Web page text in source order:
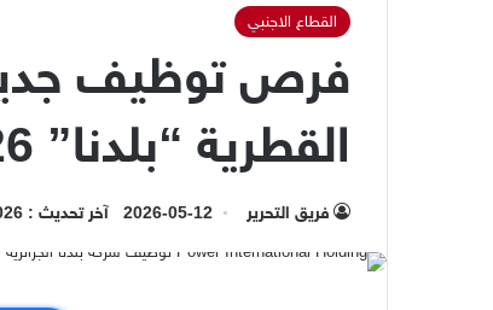
القطاع الاجنبي
فرص توظيف
القطرية “بلدنا” 2026
فريق التحرير 2026-05-12 آخر تحديث : 2026-05-12